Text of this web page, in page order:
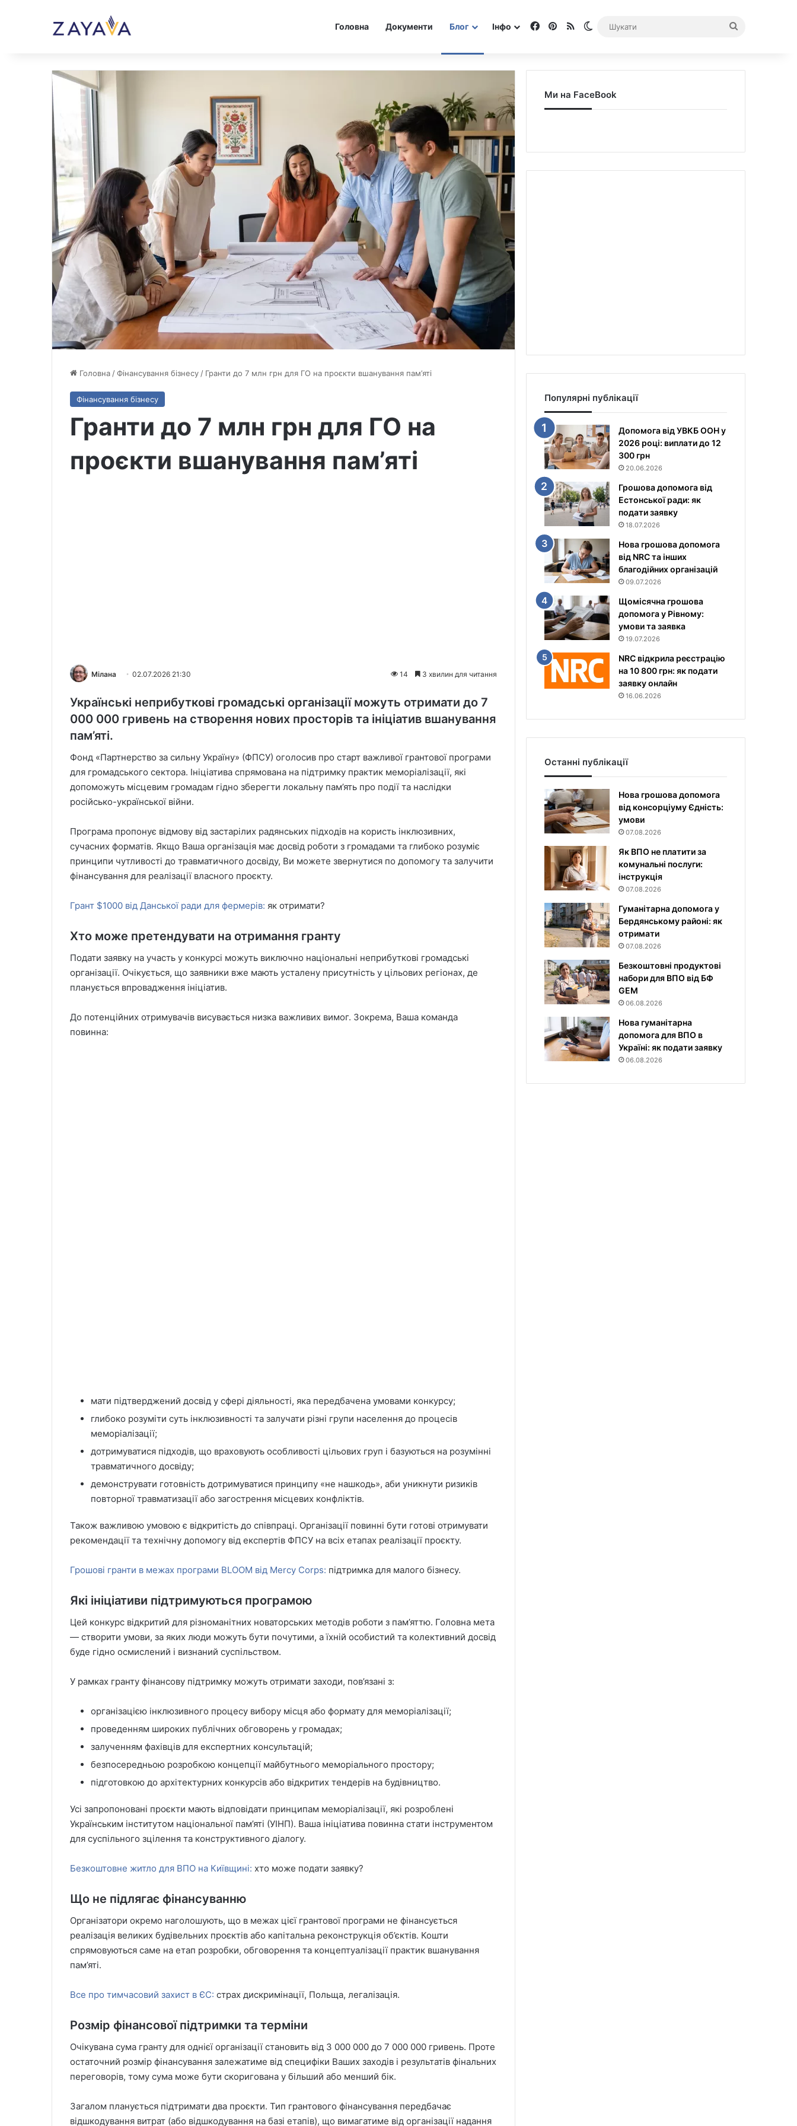
Головна Документи Блог Інфо Facebook
Pinterest
RSS Switch skin
Головна /Фінансування бізнесу / Гранти до 7 млн грн для ГО на проєкти вшанування пам’яті
Фінансування бізнесу
Гранти до 7 млн грн для ГО на
проєкти вшанування пам’яті
Мілана 02.07.2026 21:30 14 3 хвилин для читання
Українські неприбуткові громадські організації можуть отримати до 7
000 000 гривень на створення нових просторів та ініціатив вшанування
пам’яті.
Фонд «Партнерство за сильну Україну» (ФПСУ) оголосив про старт важливої грантової програми
для громадського сектора. Ініціатива спрямована на підтримку практик меморіалізації, які
допоможуть місцевим громадам гідно зберегти локальну пам’ять про події та наслідки
російсько-української війни.
Програма пропонує відмову від застарілих радянських підходів на користь інклюзивних,
сучасних форматів. Якщо Ваша організація має досвід роботи з громадами та глибоко розуміє
принципи чутливості до травматичного досвіду, Ви можете звернутися по допомогу та залучити
фінансування для реалізації власного проєкту.
Грант $1000 від Данської ради для фермерів: як отримати?
Хто може претендувати на отримання гранту
Подати заявку на участь у конкурсі можуть виключно національні неприбуткові громадські
організації. Очікується, що заявники вже мають усталену присутність у цільових регіонах, де
планується впровадження ініціатив.
До потенційних отримувачів висувається низка важливих вимог. Зокрема, Ваша команда
повинна:
мати підтверджений досвід у сфері діяльності, яка передбачена умовами конкурсу;
глибоко розуміти суть інклюзивності та залучати різні групи населення до процесів
меморіалізації;
дотримуватися підходів, що враховують особливості цільових груп і базуються на розумінні
травматичного досвіду;
демонструвати готовність дотримуватися принципу «не нашкодь», аби уникнути ризиків
повторної травматизації або загострення місцевих конфліктів.
Також важливою умовою є відкритість до співпраці. Організації повинні бути готові отримувати
рекомендації та технічну допомогу від експертів ФПСУ на всіх етапах реалізації проєкту.
Грошові гранти в межах програми BLOOM від Mercy Corps: підтримка для малого бізнесу.
Які ініціативи підтримуються програмою
Цей конкурс відкритий для різноманітних новаторських методів роботи з пам’яттю. Головна мета
— створити умови, за яких люди можуть бути почутими, а їхній особистий та колективний досвід
буде гідно осмислений і визнаний суспільством.
У рамках гранту фінансову підтримку можуть отримати заходи, пов’язані з:
організацією інклюзивного процесу вибору місця або формату для меморіалізації;
проведенням широких публічних обговорень у громадах;
залученням фахівців для експертних консультацій;
безпосередньою розробкою концепції майбутнього меморіального простору;
підготовкою до архітектурних конкурсів або відкритих тендерів на будівництво.
Усі запропоновані проєкти мають відповідати принципам меморіалізації, які розроблені
Українським інститутом національної пам’яті (УІНП). Ваша ініціатива повинна стати інструментом
для суспільного зцілення та конструктивного діалогу.
Безкоштовне житло для ВПО на Київщині: хто може подати заявку?
Що не підлягає фінансуванню
Організатори окремо наголошують, що в межах цієї грантової програми не фінансується
реалізація великих будівельних проєктів або капітальна реконструкція об’єктів. Кошти
спрямовуються саме на етап розробки, обговорення та концептуалізації практик вшанування
пам’яті.
Все про тимчасовий захист в ЄС: страх дискримінації, Польща, легалізація.
Розмір фінансової підтримки та терміни
Очікувана сума гранту для однієї організації становить від 3 000 000 до 7 000 000 гривень. Проте
остаточний розмір фінансування залежатиме від специфіки Ваших заходів і результатів фінальних
переговорів, тому сума може бути скоригована у більший або менший бік.
Загалом планується підтримати два проєкти. Тип грантового фінансування передбачає
відшкодування витрат (або відшкодування на базі етапів), що вимагатиме від організації надання
Ми на FaceBook
Популярні публікації
Допомога від УВКБ ООН у
2026 році: виплати до 12
300 грн
20.06.2026
Грошова допомога від
Естонської ради: як
подати заявку
18.07.2026
Нова грошова допомога
від NRC та інших
благодійних організацій
09.07.2026
Щомісячна грошова
допомога у Рівному:
умови та заявка
19.07.2026
NRC відкрила реєстрацію
на 10 800 грн: як подати
заявку онлайн
16.06.2026
Останні публікації
Нова грошова допомога
від консорціуму Єдність:
умови
07.08.2026
Як ВПО не платити за
комунальні послуги:
інструкція
07.08.2026
Гуманітарна допомога у
Бердянському районі: як
отримати
07.08.2026
Безкоштовні продуктові
набори для ВПО від БФ
GEM
06.08.2026
Нова гуманітарна
допомога для ВПО в
Україні: як подати заявку
06.08.2026